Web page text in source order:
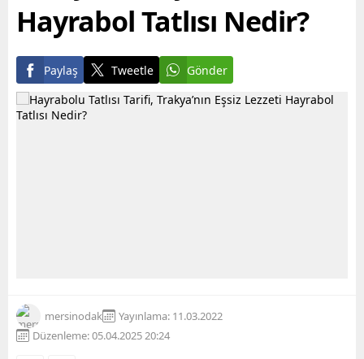
Hayrabol Tatlısı Nedir?
Paylaş Tweetle Gönder
mersinodak
Yayınlama: 11.03.2022
Düzenleme: 05.04.2025 20:24